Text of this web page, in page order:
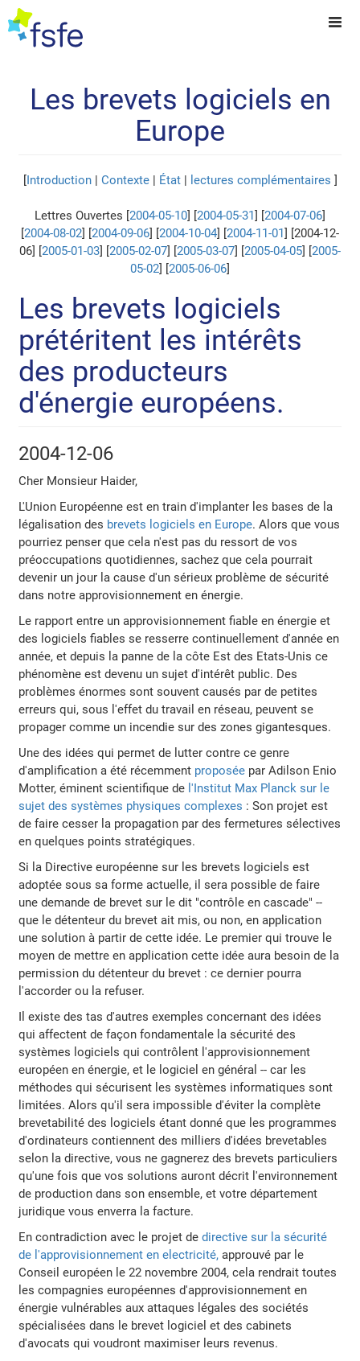
Les brevets logiciels en
Europe
Introduction| Contexte| État| lectures complémentaires
Lettres Ouvertes [ 2004-05-10 2004-05-31 2004-07-06
2004-08-02 2004-09-06 2004-10-04 2004-11-01
] [2004-12-
06] [ 2005-01-03 2005-02-07 2005-03-07 2005-04-05
2005-
05-02
2005-06-06
Les brevets logiciels
prétéritent les intérêts
des producteurs
d'énergie européens.
2004-12-06
Cher Monsieur Haider,
L'Union Européenne est en train d'implanter les bases de la
légalisation des brevets logiciels en Europe. Alors que vous
pourriez penser que cela n'est pas du ressort de vos
préoccupations quotidiennes, sachez que cela pourrait
devenir un jour la cause d'un sérieux problème de sécurité
dans notre approvisionnement en énergie.
Le rapport entre un approvisionnement fiable en énergie et
des logiciels fiables se resserre continuellement d'année en
année, et depuis la panne de la côte Est des Etats-Unis ce
phénomène est devenu un sujet d'intérêt public. Des
problèmes énormes sont souvent causés par de petites
erreurs qui, sous l'effet du travail en réseau, peuvent se
propager comme un incendie sur des zones gigantesques.
Une des idées qui permet de lutter contre ce genre
d'amplification a été récemment proposée par Adilson Enio
Motter, éminent scientifique de l'Institut Max Planck sur le
sujet des systèmes physiques complexes : Son projet est
de faire cesser la propagation par des fermetures sélectives
en quelques points stratégiques.
Si la Directive européenne sur les brevets logiciels est
adoptée sous sa forme actuelle, il sera possible de faire
une demande de brevet sur le dit "contrôle en cascade" --
que le détenteur du brevet ait mis, ou non, en application
une solution à partir de cette idée. Le premier qui trouve le
moyen de mettre en application cette idée aura besoin de la
permission du détenteur du brevet : ce dernier pourra
l'accorder ou la refuser.
Il existe des tas d'autres exemples concernant des idées
qui affectent de façon fondamentale la sécurité des
systèmes logiciels qui contrôlent l'approvisionnement
européen en énergie, et le logiciel en général -- car les
méthodes qui sécurisent les systèmes informatiques sont
limitées. Alors qu'il sera impossible d'éviter la complète
brevetabilité des logiciels étant donné que les programmes
d'ordinateurs contiennent des milliers d'idées brevetables
selon la directive, vous ne gagnerez des brevets particuliers
qu'une fois que vos solutions auront décrit l'environnement
de production dans son ensemble, et votre département
juridique vous enverra la facture.
En contradiction avec le projet dedirective sur la sécurité
de l'approvisionnement en electricité, approuvé par le
Conseil européen le 22 novembre 2004, cela rendrait toutes
les compagnies européennes d'approvisionnement en
énergie vulnérables aux attaques légales des sociétés
spécialisées dans le brevet logiciel et des cabinets
d'avocats qui voudront maximiser leurs revenus.